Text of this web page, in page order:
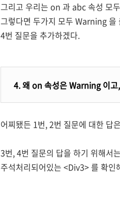
그리고 우리는 on 과 abc 속성 모
그렇다면 두가지 모두 Warning
4번 질문을 추가하겠다.
4. 왜 on 속성은 Warning 이
어찌됐든 1번, 2번 질문에 대한 답
3번, 4번 질문의 답을 하기 위해서
주석처리되어있는 <Div3> 를 확인